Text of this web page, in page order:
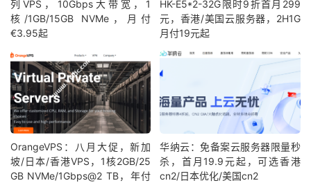
列VPS，10Gbps大带宽，1
核/1GB/15GB NVMe，月付
€3.95起
HK-E5*2-32G限时9折首月299
元，香港/美国云服务器，2H1G
月付19元起
OrangeVPS：八月大促，新加
坡/日本/香港VPS，1核2GB/25
GB NVMe/1Gbps@2 TB，年付
华纳云：免备案云服务器限量秒
杀，首月19.9元起，可选香港
cn2/日本优化/美国cn2